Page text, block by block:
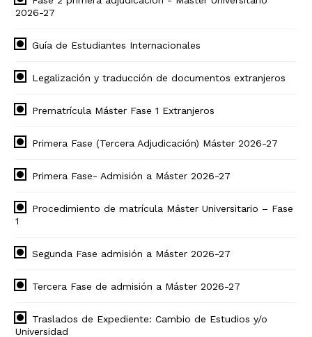
2026-27
Guía de Estudiantes Internacionales
Legalización y traducción de documentos extranjeros
Prematrícula Máster Fase 1 Extranjeros
Primera Fase (Tercera Adjudicación) Máster 2026-27
Primera Fase- Admisión a Máster 2026-27
Procedimiento de matrícula Máster Universitario – Fase
1
Segunda Fase admisión a Máster 2026-27
Tercera Fase de admisión a Máster 2026-27
Traslados de Expediente: Cambio de Estudios y/o
Universidad